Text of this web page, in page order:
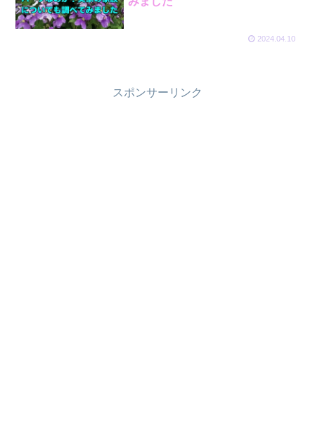
2024.04.10
スポンサーリンク